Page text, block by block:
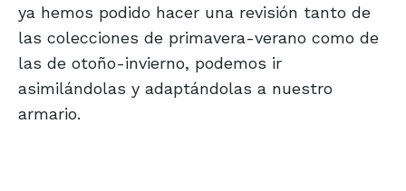
ya hemos podido hacer una revisión tanto de
las colecciones de primavera-verano como de
las de otoño-invierno, podemos ir
asimilándolas y adaptándolas a nuestro
armario.